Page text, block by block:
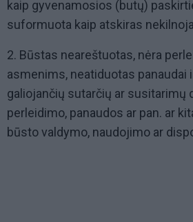
kaip gyvenamosios (butų)
suformuota kaip atskiras
2. Būstas neareštuotas, nėra
asmenims, neatiduotas panaudai
galiojančių sutarčių ar susitarimų
perleidimo, panaudos ar pan. ar
būsto valdymo, naudojimo ar